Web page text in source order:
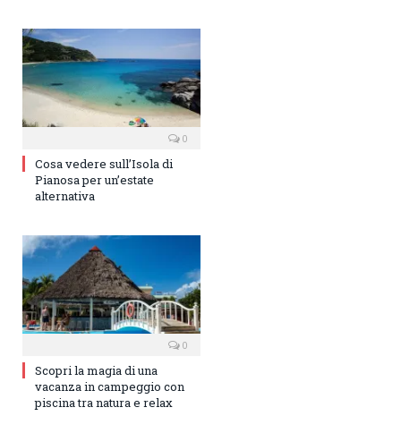
0
Cosa vedere sull’Isola di
Pianosa per un’estate
alternativa
0
Scopri la magia di una
vacanza in campeggio con
piscina tra natura e relax